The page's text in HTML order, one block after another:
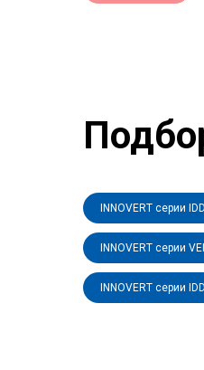
INNOVERT серии IDD
INNOVERT серии
INNOVERT серии